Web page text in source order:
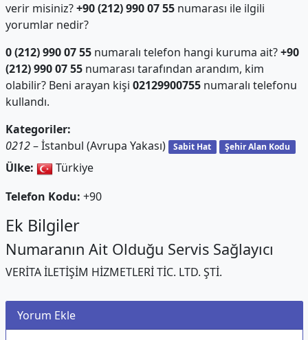
verir misiniz?+90 (212) 990 07 55numarası ile ilgili
yorumlar nedir?
0 (212) 990 07 55numaralı telefon hangi kuruma ait?+90
(212) 990 07 55numarası tarafından arandım, kim
olabilir? Beni arayan kişi 02129900755numaralı telefonu
kullandı.
Kategoriler:
0212– İstanbul (Avrupa Yakası) Sabit Hat Şehir Alan Kodu
Ülke:
Türkiye
Telefon Kodu: +90
Ek Bilgiler
Numaranın Ait Olduğu Servis Sağlayıcı
VERİTA İLETİŞİM HİZMETLERİ TİC. LTD. ŞTİ.
Yorum Ekle